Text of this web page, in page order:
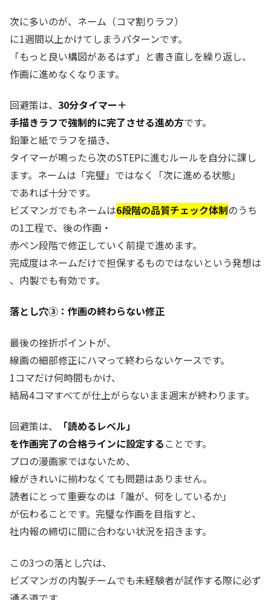
次に多いのが、ネーム（コマ割りラフ）
に1週間以上かけてしまうパターンです。
「もっと良い構図があるはず」と書き直しを繰り返し、
作画に進めなくなります。
回避策は、 30分タイマー＋
手描きラフで強制的に完了させる進め方です。
鉛筆と紙でラフを描き、
タイマーが鳴ったら次のSTEPに進むルールを自分に課し
ます。ネームは「完璧」ではなく「次に進める状態」
であれば十分です。
ビズマンガでもネームは6段階の品質チェック体制のうち
の1工程で、後の作画・
赤ペン段階で修正していく前提で進めます。
完成度はネームだけで担保するものではないという発想は
、内製でも有効です。
落とし穴③：作画の終わらない修正
最後の挫折ポイントが、
線画の細部修正にハマって終わらないケースです。
1コマだけ何時間もかけ、
結局4コマすべてが仕上がらないまま週末が終わります。
回避策は、
「読めるレベル」
を作画完了の合格ラインに設定する ことです。
プロの漫画家ではないため、
線がきれいに揃わなくても問題はありません。
読者にとって重要なのは「誰が、何をしているか」
が伝わることです。完璧な作画を目指すと、
社内報の締切に間に合わない状況を招きます。
この3つの落とし穴は、
ビズマンガの内製チームでも未経験者が試作する際に必ず